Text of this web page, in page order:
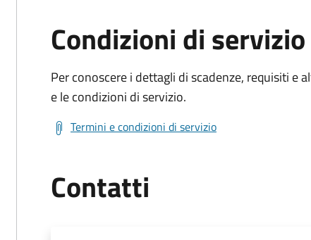
Condizioni di servizio
Per conoscere i dettagli di scadenze, requisiti
e le condizioni di servizio.
Termini e condizioni di servizio
Contatti